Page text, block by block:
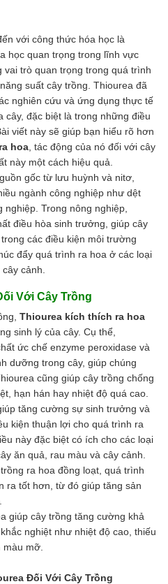
với công thức hóa học là
học quan trọng trong lĩnh vực
vai trò quan trọng trong quá trình
suất cây trồng. Thiourea đã
nghiên cứu và ứng dụng thực tế
đặc biệt là trong những điều
viết này sẽ giúp bạn hiểu rõ hơn
hoa , tác động của nó đối với cây
này một cách hiệu quả.
gốc từ lưu huỳnh và nitơ,
ngành công nghiệp như dệt
nghiệp. Trong nông nghiệp,
điều hòa sinh trưởng, giúp cây
các điều kiện môi trường
đẩy quá trình ra hoa ở các loại
cảnh.
Với Cây Trồng
Thiourea kích thích ra hoa
sinh lý của cây. Cụ thể,
ức chế enzyme peroxidase và
dưỡng trong cây, giúp chúng
cũng giúp cây trồng chống
hạn hán hay nhiệt độ quá cao.
tăng cường sự sinh trưởng và
kiện thuận lợi cho quá trình ra
này đặc biệt có ích cho các loại
ăn quả, rau màu và cây cảnh.
ra hoa đồng loạt, quá trình
ra tốt hơn, từ đó giúp tăng sản
giúp cây trồng tăng cường khả
nghiệt như nhiệt độ cao, thiếu
mỡ.
Đối Với Cây Trồng